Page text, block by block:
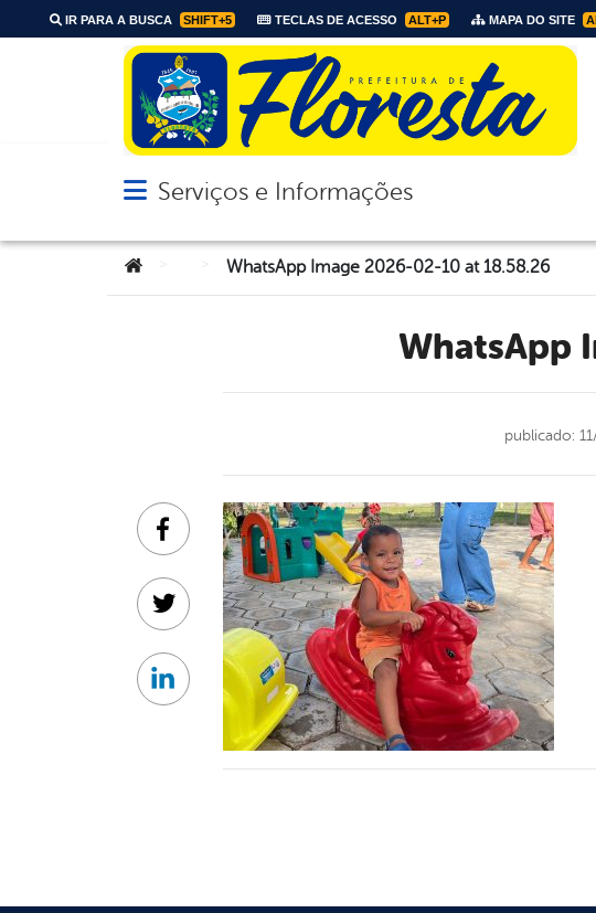
IR PARA A BUSCA SHIFT+5 TECLAS DE ACESSO ALT+P MAPA DO SITE
Abrir menu principal de navegação
Serviços e Informações
Você está aqui:WhatsApp Image 2026-02-10 at 18.58.26
publicado:
Facebook
Twitter
Linkedin